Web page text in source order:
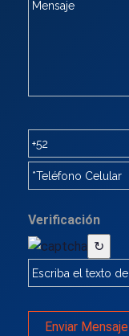
Verificación
↻
Enviar Mensaje